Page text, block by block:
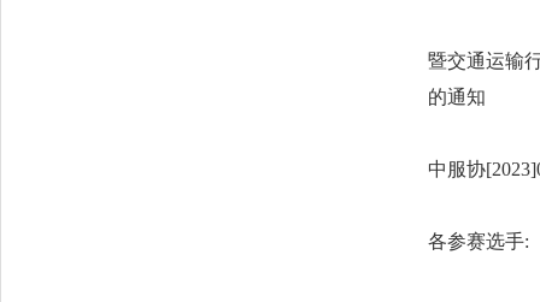
暨交通运输
的通知
中服协
各参赛选手: